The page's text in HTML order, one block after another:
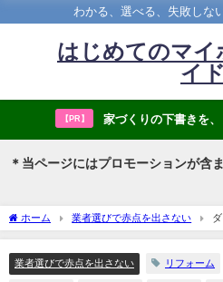
わかる、選べる、失敗しな
はじめてのマイ
イド
【PR】 家づくりの下書きを
＊当ページにはプロモーションが含
ホーム 業者選びで赤点を出さない
注意点
業者選びで赤点を出さない リフォーム